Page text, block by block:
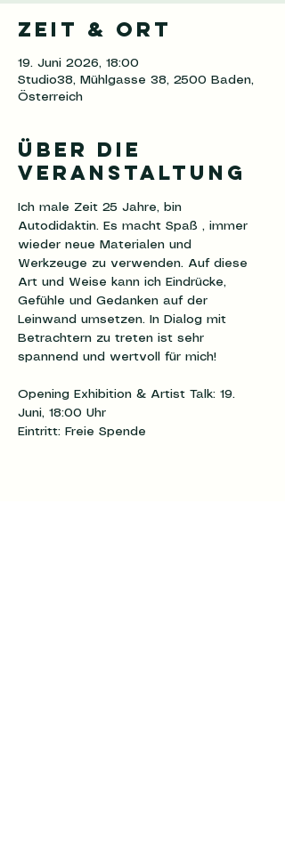
Zeit & Ort
19. Juni 2026, 18:00
Studio38, Mühlgasse 38, 2500 Baden,
Österreich
Über die
Veranstaltung
Ich male Zeit 25 Jahre, bin
Autodidaktin. Es macht Spaß , immer
wieder neue Materialen und
Werkzeuge zu verwenden. Auf diese
Art und Weise kann ich Eindrücke,
Gefühle und Gedanken auf der
Leinwand umsetzen. In Dialog mit
Betrachtern zu treten ist sehr
spannend und wertvoll für mich!
Opening Exhibition & Artist Talk: 19.
Juni, 18:00 Uhr
Eintritt: Freie Spende